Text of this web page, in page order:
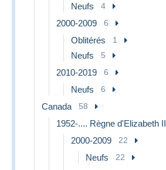
Neufs 4
2000-2009 6
Oblitérés 1
Neufs 5
2010-2019 6
Neufs 6
Canada 58
1952-.... Règne d'Elizabeth II
2000-2009 22
Neufs 22